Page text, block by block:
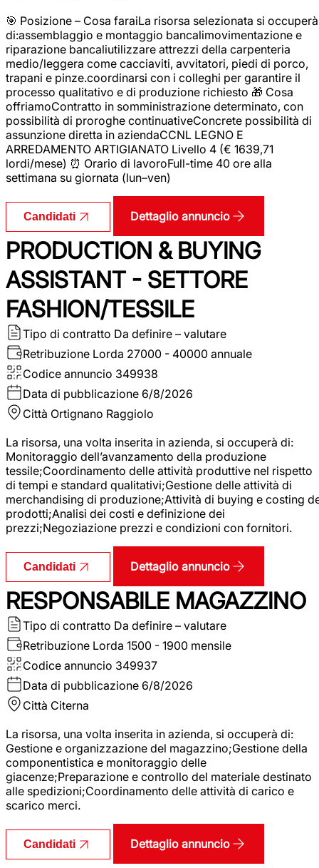
🎯 Posizione – Cosa faraiLa risorsa selezionata si occuperà
di:assemblaggio e montaggio bancalimovimentazione e
riparazione bancaliutilizzare attrezzi della carpenteria
medio/leggera come cacciaviti, avvitatori, piedi di porco,
trapani e pinze.coordinarsi con i colleghi per garantire il
processo qualitativo e di produzione richiesto 🎁 Cosa
offriamoContratto in somministrazione determinato, con
possibilità di proroghe continuativeConcrete possibilità di
assunzione diretta in aziendaCCNL LEGNO E
ARREDAMENTO ARTIGIANATO Livello 4 (€ 1639,71
lordi/mese) ⏰ Orario di lavoroFull-time 40 ore alla
settimana su giornata (lun–ven)
Candidati Dettaglio annuncio
PRODUCTION & BUYING
ASSISTANT - SETTORE
FASHION/TESSILE
Tipo di contratto Da definire – valutare
Retribuzione Lorda 27000 - 40000 annuale
Codice annuncio 349938
Data di pubblicazione 6/8/2026
Città Ortignano Raggiolo
La risorsa, una volta inserita in azienda, si occuperà di:
Monitoraggio dell’avanzamento della produzione
tessile;Coordinamento delle attività produttive nel rispetto
di tempi e standard qualitativi;Gestione delle attività di
merchandising di produzione;Attività di buying e costing
prodotti;Analisi dei costi e definizione dei
prezzi;Negoziazione prezzi e condizioni con fornitori.
Candidati Dettaglio annuncio
RESPONSABILE MAGAZZINO
Tipo di contratto Da definire – valutare
Retribuzione Lorda 1500 - 1900 mensile
Codice annuncio 349937
Data di pubblicazione 6/8/2026
Città Citerna
La risorsa, una volta inserita in azienda, si occuperà di:
Gestione e organizzazione del magazzino;Gestione della
componentistica e monitoraggio delle
giacenze;Preparazione e controllo del materiale destinato
alle spedizioni;Coordinamento delle attività di carico e
scarico merci.
Candidati Dettaglio annuncio